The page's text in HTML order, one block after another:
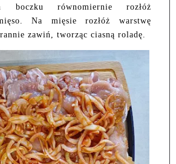
boczku równomiernie rozłóż
Na mięsie rozłóż warstwę
zawiń, tworząc ciasną roladę.